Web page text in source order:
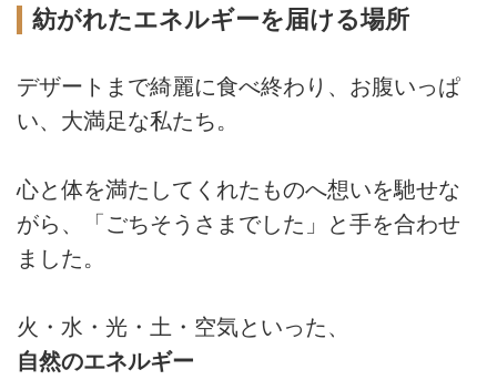
紡がれたエネルギーを届ける場所
デザートまで綺麗に食べ終わり、お腹いっぱ
い、大満足な私たち。
心と体を満たしてくれたものへ想いを馳せな
がら、「ごちそうさまでした」と手を合わせ
ました。
火・水・光・土・空気といった、
自然のエネルギー